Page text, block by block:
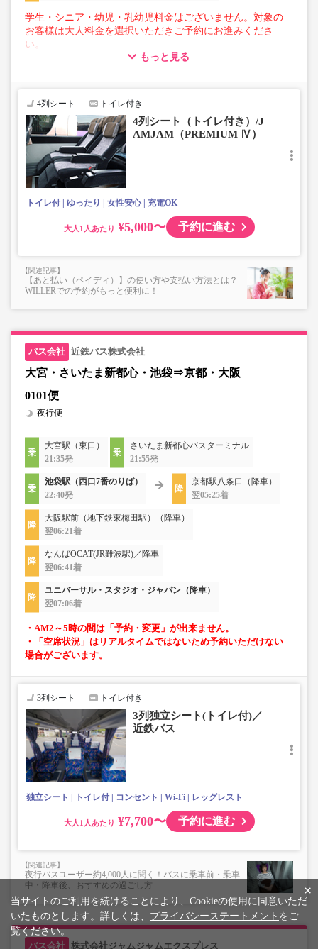
学生・シニア・幼児・乳幼児料金はございません。対象の
お客様は大人料金を選択いただきご予約にお進みくださ
い。
■トランクにてお預かりできる荷物
・3辺合計160cm以内、かつ10kg以下のものをおひとり様1
■お預かりできない荷物（貴重品以外は車内持ち込みも不
可）
楽器・自転車（折りたたみ含む）・ボード等の大きな荷
物、壊れ物、危険物、貴重品、ペット、
上記「トランクにてお預かりできる荷物」の条件を満たさ
もっと見る
4列シート トイレ付き
4列シート（トイレ付き）/J
AMJAM（PREMIUM Ⅳ）
トイレ付 ゆったり 女性安心 充電OK
大人 ¥5,000〜 予約に進む
【あと払い（ペイディ）】の使い方や支払い方法とは？
WILLERでの予約がもっと便利に！
近鉄バス株式会社
大宮・さいたま新都心・池袋⇒京都・大阪
0101便
夜行便
大宮駅（東口）
21:35発
さいたま新都心バスターミナル
21:55発
池袋駅（西口7番のりば）
22:40発
京都駅八条口（降車）
翌05:25着
大阪駅前（地下鉄東梅田駅）（降車）
翌06:21着
なんばOCAT(JR難波駅)／降車
翌06:41着
ユニバーサル・スタジオ・ジャパン（降車）
翌07:06着
・AM2～5時の間は「予約・変更」が出来ません。
・「空席状況」はリアルタイムではないため予約いただけない
場合がございます。
3列シート トイレ付き
3列独立シート(トイレ付)／
近鉄バス
独立シート トイレ付 コンセント Wi-Fi レッグレスト
大人 ¥7,700〜 予約に進む
夜行バスユーザー約4,000人に聞く！バスに乗車前・乗車
中・降車後、おすすめの過ごし方
株式会社ジャムジャムエクスプレス
×
当サイトのご利用を続けることにより、Cookieの使用に同意いただ
いたものとします。詳しくは、 プライバシーステートメント をご
覧ください。